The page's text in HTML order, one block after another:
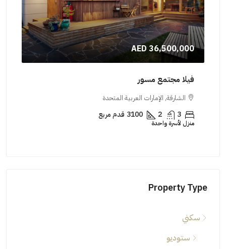
AED 36,500,000
فيلا مجتمع مسور
الشارقة, الإمارات العربية المتحدة
3
2
3100 قدم مربع
منزل لأسرة واحدة
Property Type
سكني
ستوديو